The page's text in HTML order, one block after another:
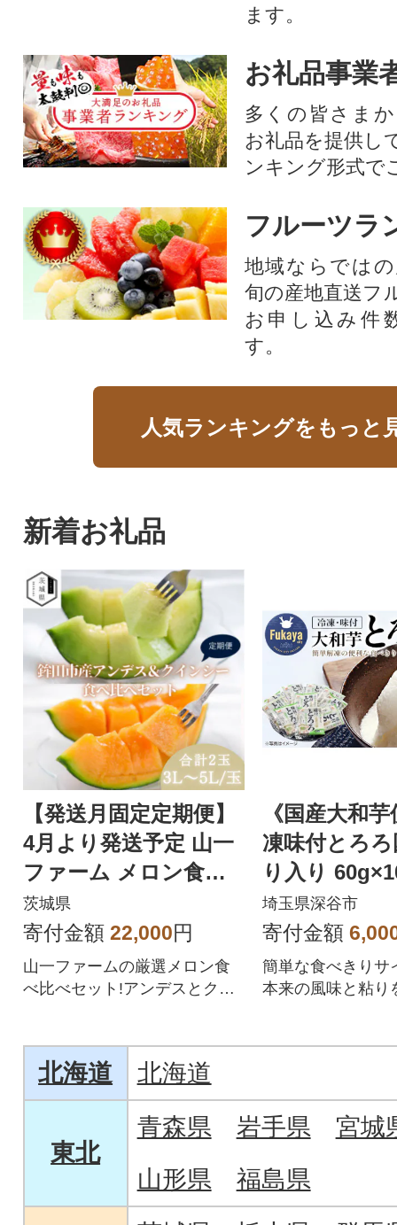
ます。
お礼品事業
多くの皆さま
お礼品を提供し
ンキング形式で
フルーツラ
地域ならでは
旬の産地直送フ
お申し込み件
す。
人気ランキングをもっと
新着お礼品
【発送月固定定期便】
4月より発送予定 山一
ファーム メロン食べ
比べ(アンデスとクイ
ンシー)全2回
茨城県
寄付金額 22,000円
山一ファームの厳選メロン食
べ比べセット!アンデスとクイ
《国産大和
凍味付とろ
り入り
埼玉県深谷市
寄付金額
簡単な食べきり
本来の風味と粘り
北海道 北海道
東北
青森県 岩手県
宮城
山形県
福島県